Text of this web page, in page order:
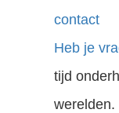
contact
Heb je
tijd
werelden.